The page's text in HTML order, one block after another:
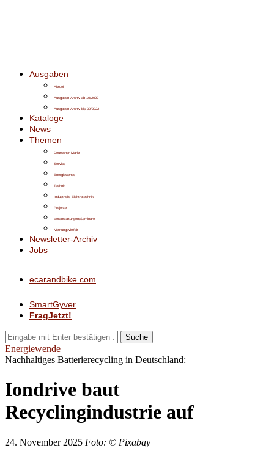
Ausgaben
Aktuell
Ausgaben-Archiv ab 10/2022
Ausgaben-Archiv bis 09/2022
Kataloge
News
Themen
Deutscher Markt
Service
Energiewende
Technik
Industrielle Elektrotechnik
Projekte
Veranstaltungen/Seminare
Meinungsvielfalt
Newsletter-Archiv
Jobs
ecarandbike.com
SmartGyver
FragJetzt!
Suche
Energiewende
Nachhaltiges Batterierecycling in Deutschland:
Iondrive baut
Recyclingindustrie auf
24. November 2025 Foto: © Pixabay